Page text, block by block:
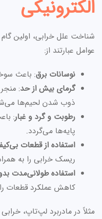
الکترونیکی
شناخت علل خرابی، اولین
عوامل عبارتند از:
نوسانات برق: باعث
گرمای بیش از حد:
ذوب شدن لحیم‌ها
رطوبت و گرد و غبار:
پایه‌ها می‌گردد.
استفاده از قطعات
ریسک خرابی را به
استفاده طولانی‌مدت
کاهش عملکرد قطعات
مثلاً در مادربرد لپ‌تاپ،